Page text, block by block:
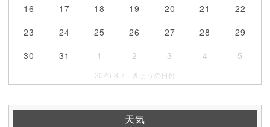
16
17 18 19 20 21
22
23
24 25 26 27 28
29
30
31 1 2 3 4 5
2026-8-7 きょうの日付
天気